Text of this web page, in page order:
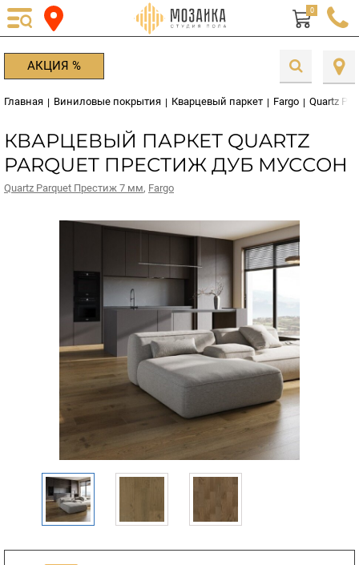
0
АКЦИЯ %
Главная | Виниловые покрытия | Кварцевый паркет | Fargo | Quartz
КВАРЦЕВЫЙ ПАРКЕТ QUARTZ
PARQUET ПРЕСТИЖ ДУБ МУССОН
Quartz Parquet Престиж 7 мм, Fargo